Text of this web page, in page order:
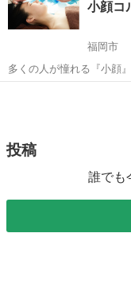
と、ヨガの要素を兼ね備
小顔
福岡市
多くの人が憧れる『小顔』＆『美肌』 美容や様
くした江藤講師が考案し
投稿
誰でも